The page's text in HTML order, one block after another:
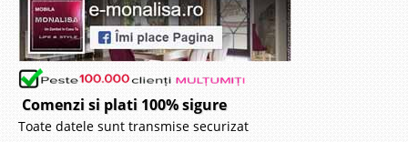
Comenzi si plati 100% sigure
Toate datele sunt transmise securizat